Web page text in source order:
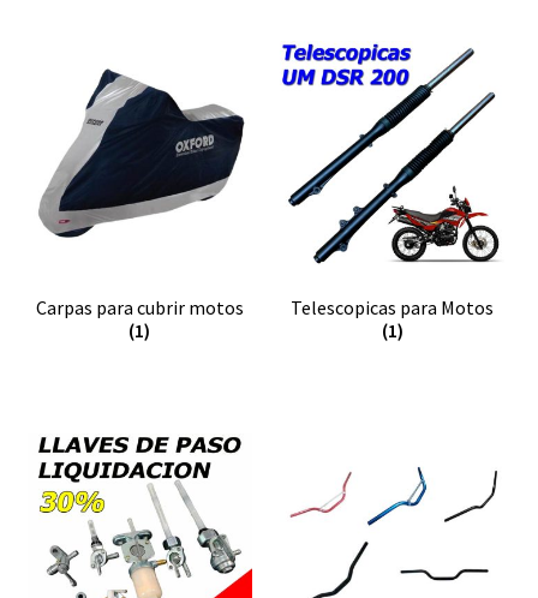
Carpas para cubrir motos
(1)
Telescopicas para Motos
(1)